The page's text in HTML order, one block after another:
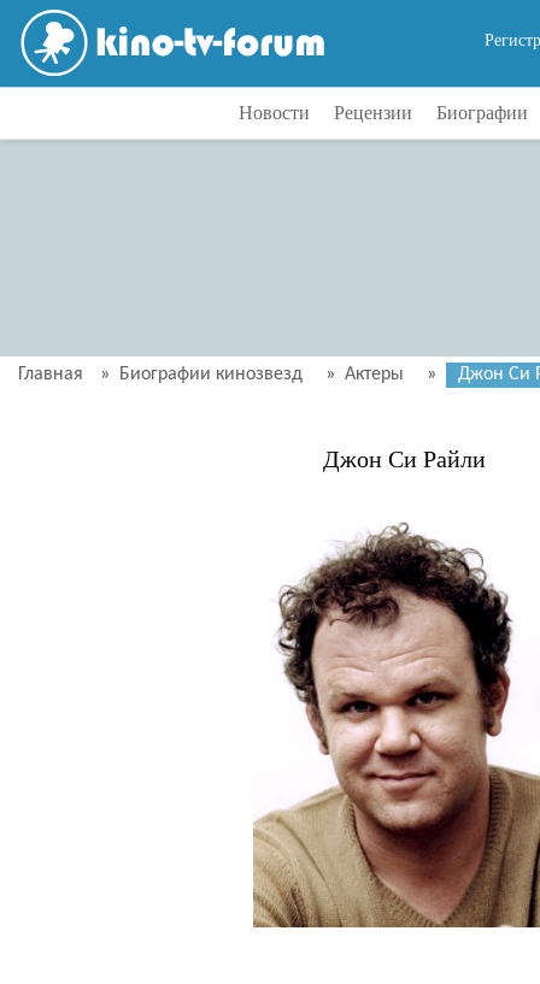
Новости Рецензии Биографии
Главная » Биографии кинозвезд » Актеры » Джон Си
Джон Си Райли